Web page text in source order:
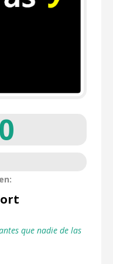
que nadie de las